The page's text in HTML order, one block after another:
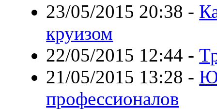
23/05/2015 20:38 -
круизом
22/05/2015 12:44 -
21/05/2015 13:28 -
профессионалов